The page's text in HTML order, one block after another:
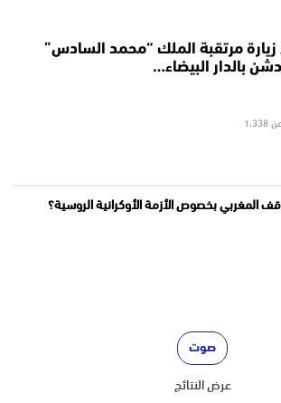
مرتقبة الملك “محمد السادس”
بالدار البيضاء…
المغربي بخصوص الأزمة الأوكرانية الروسية؟
عرض النتائج